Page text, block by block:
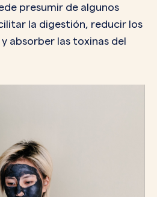
presumir de algunos
la digestión, reducir los
absorber las toxinas del